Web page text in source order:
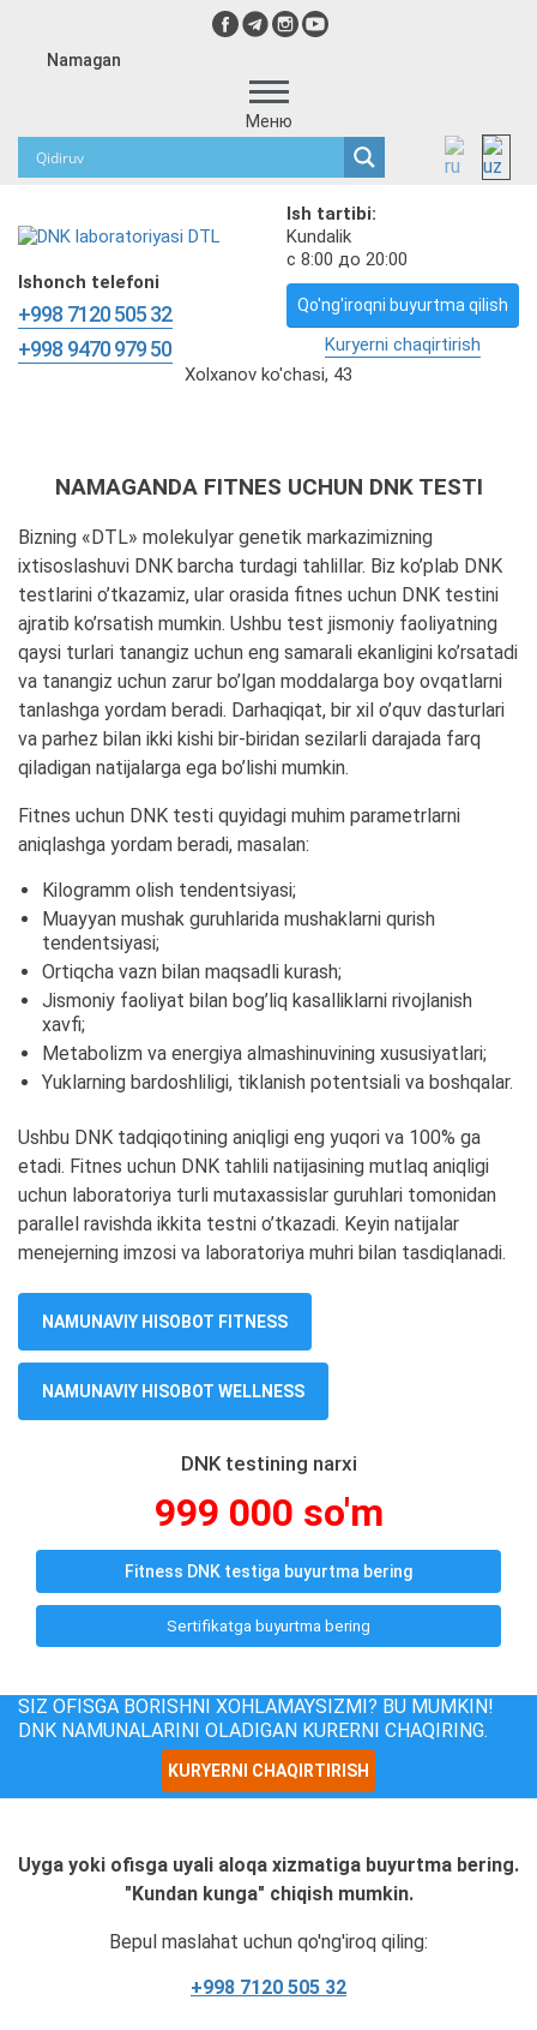
Namagan
Меню
Ish tartibi:
Kundalik
с 8:00 до 20:00
Ishonch telefoni
+998 7120 505 32
+998 9470 979 50
Qo'ng'iroqni buyurtma qilish
Kuryerni chaqirtirish
Xolxanov ko'chasi, 43
NAMAGANDA FITNES UCHUN DNK TESTI
Bizning «DTL» molekulyar genetik markazimizning
ixtisoslashuvi DNK barcha turdagi tahlillar. Biz ko’plab DNK
testlarini o’tkazamiz, ular orasida fitnes uchun DNK testini
ajratib ko’rsatish mumkin. Ushbu test jismoniy faoliyatning
qaysi turlari tanangiz uchun eng samarali ekanligini ko’rsatadi
va tanangiz uchun zarur bo’lgan moddalarga boy ovqatlarni
tanlashga yordam beradi. Darhaqiqat, bir xil o’quv dasturlari
va parhez bilan ikki kishi bir-biridan sezilarli darajada farq
qiladigan natijalarga ega bo’lishi mumkin.
Fitnes uchun DNK testi quyidagi muhim parametrlarni
aniqlashga yordam beradi, masalan:
Kilogramm olish tendentsiyasi;
Muayyan mushak guruhlarida mushaklarni qurish
tendentsiyasi;
Ortiqcha vazn bilan maqsadli kurash;
Jismoniy faoliyat bilan bog’liq kasalliklarni rivojlanish
xavfi;
Metabolizm va energiya almashinuvining xususiyatlari;
Yuklarning bardoshliligi, tiklanish potentsiali va boshqalar.
Ushbu DNK tadqiqotining aniqligi eng yuqori va 100% ga
etadi. Fitnes uchun DNK tahlili natijasining mutlaq aniqligi
uchun laboratoriya turli mutaxassislar guruhlari tomonidan
parallel ravishda ikkita testni o’tkazadi. Keyin natijalar
menejerning imzosi va laboratoriya muhri bilan tasdiqlanadi.
NAMUNAVIY HISOBOT FITNESS
NAMUNAVIY HISOBOT WELLNESS
DNK testining narxi
999 000 so'm
Fitness DNK testiga buyurtma bering
Sertifikatga buyurtma bering
SIZ OFISGA BORISHNI XOHLAMAYSIZMI? BU MUMKIN!
DNK NAMUNALARINI OLADIGAN KURERNI CHAQIRING.
KURYERNI CHAQIRTIRISH
Uyga yoki ofisga uyali aloqa xizmatiga buyurtma bering.
"Kundan kunga" chiqish mumkin.
Bepul maslahat uchun qo'ng'iroq qiling:
+998 7120 505 32